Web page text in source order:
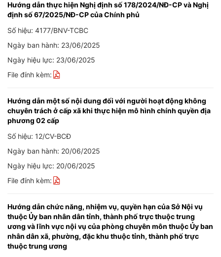
Hướng dẫn thực hiện Nghị định số 178/2024/NĐ-CP và Nghị
định số 67/2025/NĐ-CP của Chính phủ
Số hiệu: 4177/BNV-TCBC
Ngày ban hành: 23/06/2025
Ngày hiệu lực: 23/06/2025
File đính kèm:
Hướng dẫn một số nội dung đối với người hoạt động không
chuyên trách ở cấp xã khi thực hiện mô hình chính quyền địa
phương 02 cấp
Số hiệu: 12/CV-BCĐ
Ngày ban hành: 20/06/2025
Ngày hiệu lực: 20/06/2025
File đính kèm:
Hướng dẫn chức năng, nhiệm vụ, quyền hạn của Sở Nội vụ
thuộc Ủy ban nhân dân tỉnh, thành phố trực thuộc trung
ương và lĩnh vực nội vụ của phòng chuyên môn thuộc Ủy ban
nhân dân xã, phường, đặc khu thuộc tỉnh, thành phố trực
thuộc trung ương